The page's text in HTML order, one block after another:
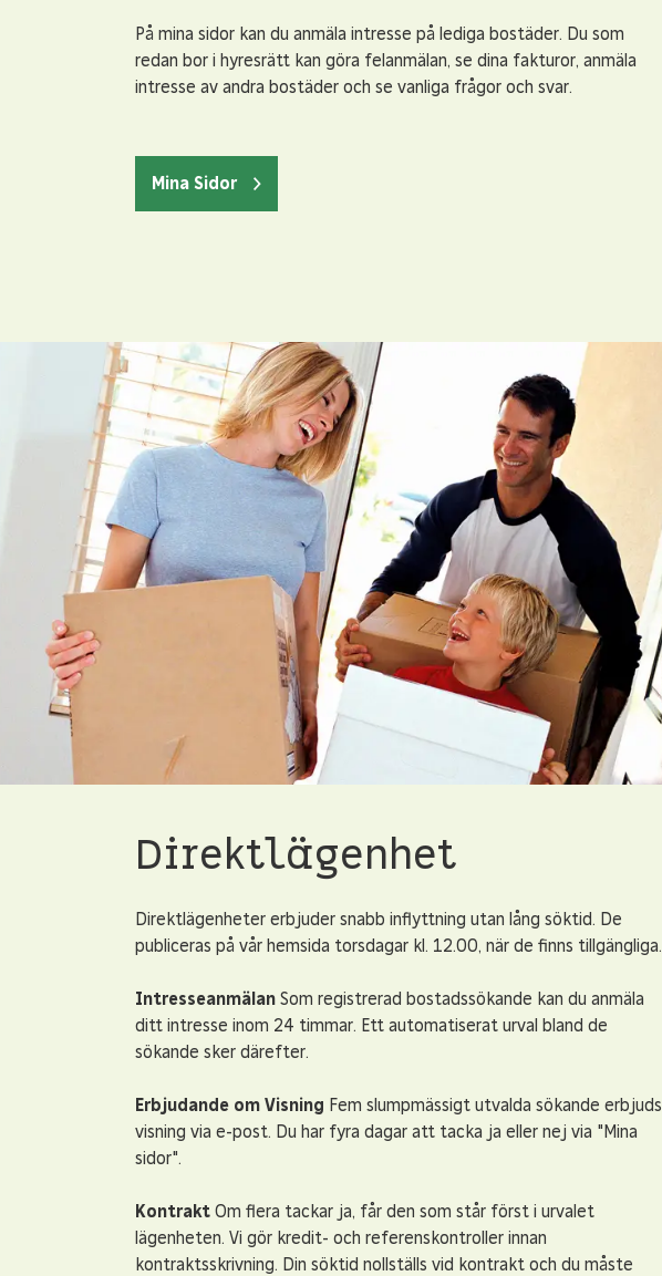
På mina sidor kan du anmäla intresse på lediga bostäder. Du som
redan bor i hyresrätt kan göra felanmälan, se dina fakturor, anmäla
intresse av andra bostäder och se vanliga frågor och svar.
Mina Sidor
Direktlägenhet
Direktlägenheter erbjuder snabb inflyttning utan lång söktid. De
publiceras på vår hemsida torsdagar kl. 12.00, när de finns tillgängliga.
Intresseanmälan Som registrerad bostadssökande kan du anmäla
ditt intresse inom 24 timmar. Ett automatiserat urval bland de
sökande sker därefter.
Erbjudande om Visning Fem slumpmässigt utvalda sökande erbjuds
visning via e-post. Du har fyra dagar att tacka ja eller nej via "Mina
sidor".
Kontrakt Om flera tackar ja, får den som står först i urvalet
lägenheten. Vi gör kredit- och referenskontroller innan
kontraktsskrivning. Din söktid nollställs vid kontrakt och du måste